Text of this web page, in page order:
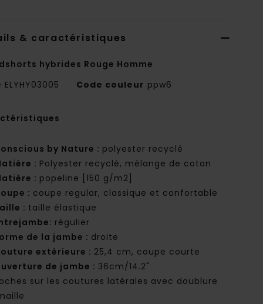
& caractéristiques
hybrides Rouge Homme
ELYHY03005 Code couleur ppw6
by Nature : polyester recyclé
: Polyester recyclé, mélange de coton
: popeline [150 g/m2]
: coupe regular, classique et confortable
: taille élastique
régulier
de la jambe : droite
extérieure : 25,4 cm, coupe courte
de jambe :36cm/14.2"
sur les coutures latérales avec doublure